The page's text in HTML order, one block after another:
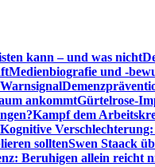
kann – und was nicht
Medienbiografie und -
ankommtGürtelrose-
Kampf dem
Kognitive
solltenSwen Staack
Beruhigen allein reicht